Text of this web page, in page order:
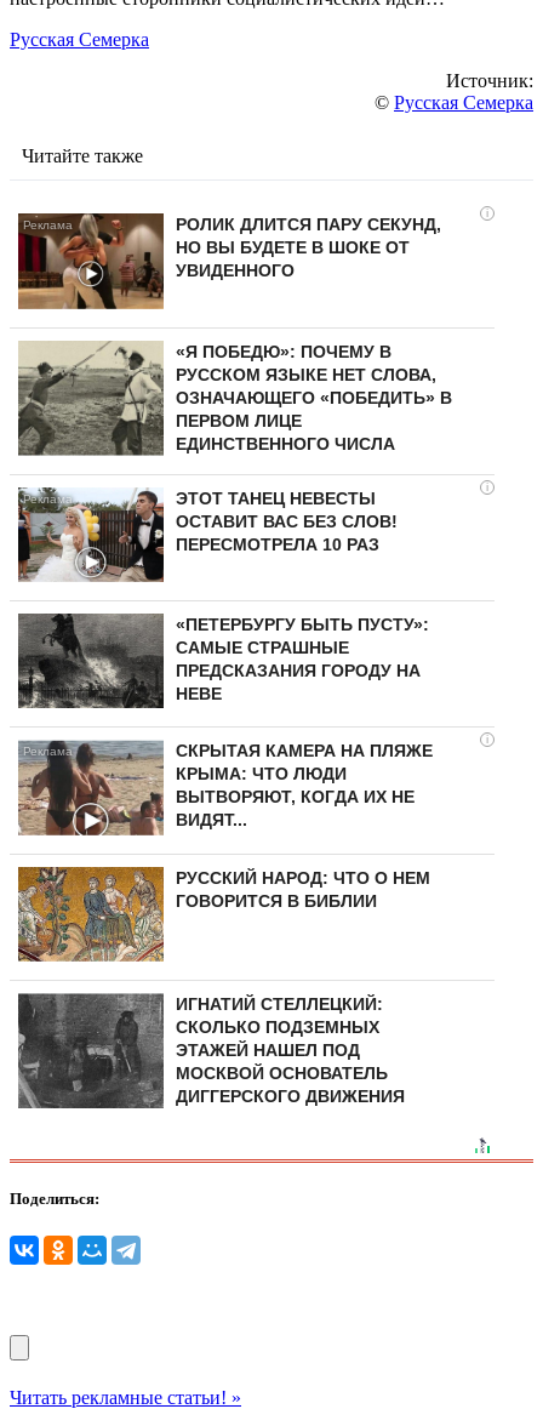
Русская Семерка
Источник:
© Русская Семерка
Читайте также
i
РОЛИК ДЛИТСЯ ПАРУ СЕКУНД,
НО ВЫ БУДЕТЕ В ШОКЕ ОТ
УВИДЕННОГО
«Я ПОБЕДЮ»: ПОЧЕМУ В
РУССКОМ ЯЗЫКЕ НЕТ СЛОВА,
ОЗНАЧАЮЩЕГО «ПОБЕДИТЬ» В
ПЕРВОМ ЛИЦЕ
ЕДИНСТВЕННОГО ЧИСЛА
i
ЭТОТ ТАНЕЦ НЕВЕСТЫ
ОСТАВИТ ВАС БЕЗ СЛОВ!
ПЕРЕСМОТРЕЛА 10 РАЗ
«ПЕТЕРБУРГУ БЫТЬ ПУСТУ»:
САМЫЕ СТРАШНЫЕ
ПРЕДСКАЗАНИЯ ГОРОДУ НА
НЕВЕ
i
СКРЫТАЯ КАМЕРА НА ПЛЯЖЕ
КРЫМА: ЧТО ЛЮДИ
ВЫТВОРЯЮТ, КОГДА ИХ НЕ
ВИДЯТ...
РУССКИЙ НАРОД: ЧТО О НЕМ
ГОВОРИТСЯ В БИБЛИИ
ИГНАТИЙ СТЕЛЛЕЦКИЙ:
СКОЛЬКО ПОДЗЕМНЫХ
ЭТАЖЕЙ НАШЕЛ ПОД
МОСКВОЙ ОСНОВАТЕЛЬ
ДИГГЕРСКОГО ДВИЖЕНИЯ
Поделиться:
Читать рекламные статьи! »